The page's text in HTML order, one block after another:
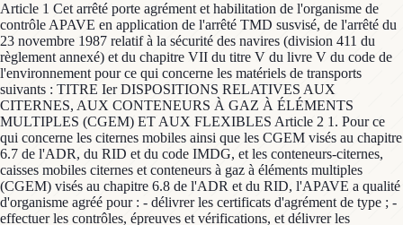
Article 1 Cet arrêté porte agrément et habilitation de l'organisme de
contrôle APAVE en application de l'arrêté TMD susvisé, de l'arrêté du
23 novembre 1987 relatif à la sécurité des navires (division 411 du
règlement annexé) et du chapitre VII du titre V du livre V du code de
l'environnement pour ce qui concerne les matériels de transports
suivants : TITRE Ier DISPOSITIONS RELATIVES AUX
CITERNES, AUX CONTENEURS À GAZ À ÉLÉMENTS
MULTIPLES (CGEM) ET AUX FLEXIBLES Article 2 1. Pour ce
qui concerne les citernes mobiles ainsi que les CGEM visés au chapitre
6.7 de l'ADR, du RID et du code IMDG, et les conteneurs-citernes,
caisses mobiles citernes et conteneurs à gaz à éléments multiples
(CGEM) visés au chapitre 6.8 de l'ADR et du RID, l'APAVE a qualité
d'organisme agréé pour : - délivrer les certificats d'agrément de type ; -
effectuer les contrôles, épreuves et vérifications, et délivrer les